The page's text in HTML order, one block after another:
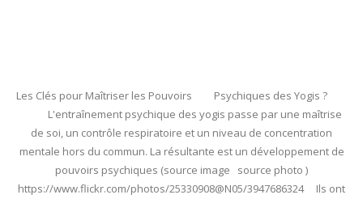
Les Clés pour Maîtriser les Pouvoirs Psychiques des Yogis ?
L'entraînement psychique des yogis passe par une maîtrise
de soi, un contrôle respiratoire et un niveau de concentration
mentale hors du commun. La résultante est un développement de
pouvoirs psychiques (source image source photo )
https://www.flickr.com/photos/25330908@N05/3947686324 Ils ont